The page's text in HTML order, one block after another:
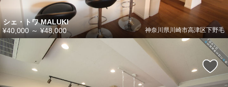
シェ・トワ MALUKI
神奈川県川崎市高津区下野毛
¥40,000～¥48,000